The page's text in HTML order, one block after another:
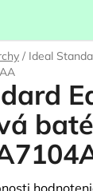
/ Ideal